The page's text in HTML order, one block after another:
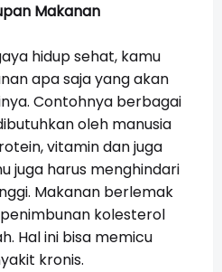
Makanan
hidup sehat, kamu
apa saja yang akan
Contohnya berbagai
oleh manusia
vitamin dan juga
juga harus menghindari
Makanan berlemak
kolesterol
Hal ini bisa memicu
kronis.